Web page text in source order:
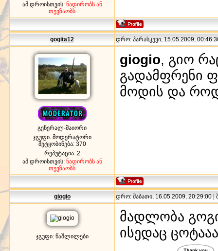
ამ დროისთვის: ნადირობს ან
თევზაობს
gogita12 დრო: პარასკევი, 15.05.2009,
გენერალ-მაიორი
ჯგუფი: მოდერატორი
შეტყობინება: 370
რეპუტაცია: 2
ამ დროისთვის: ნადირობს ან
თევზაობს
giogio, გიო
გადამფრენი
მოდის და
giogio დრო: შაბათი, 16.05.2009, 20:29:00 |
ჯგუფი: წაშლილები
მადლობა
ისედაც